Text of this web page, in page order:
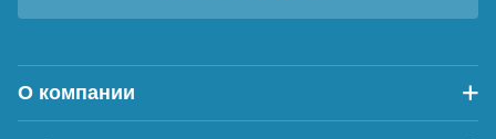
О компании